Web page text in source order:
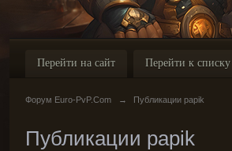
Перейти на сайт Перейти к
Форум Euro-PvP.Com → Публикации papik
Публикации papik